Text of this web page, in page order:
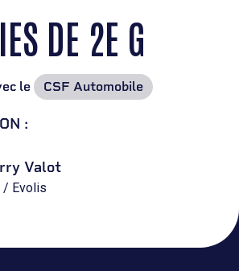
DE 2E G
le CSF Automobile
:
Valot
/ Evolis